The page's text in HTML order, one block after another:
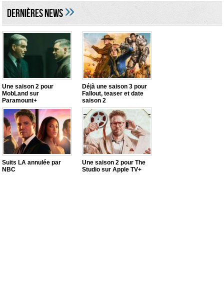
DERNIÈRES NEWS»
Une saison 2 pour
MobLand sur
Paramount+
Déjà une saison 3 pour
Fallout, teaser et date
saison 2
Suits LA annulée par
NBC
Une saison 2 pour The
Studio sur Apple TV+